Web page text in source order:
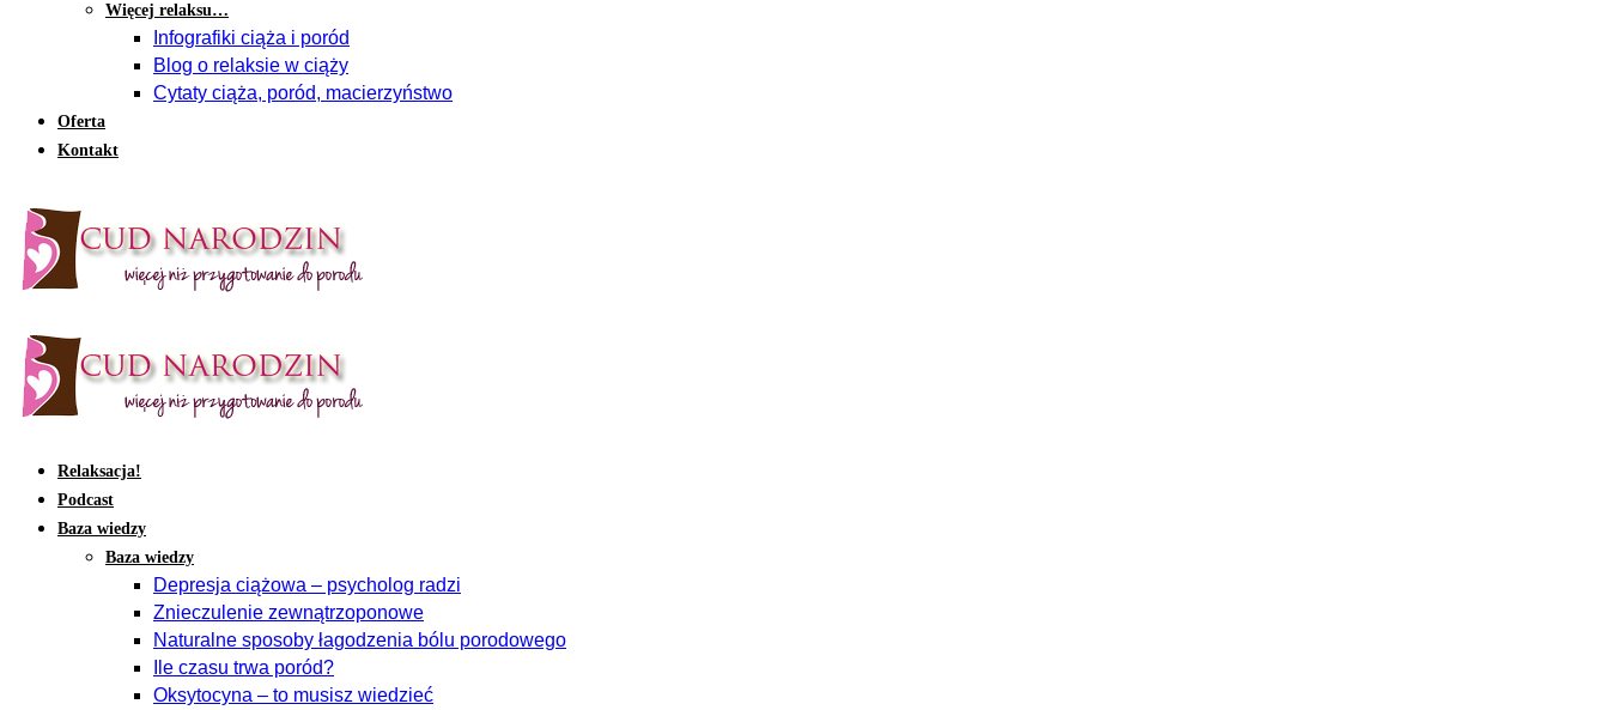
Więcej relaksu…
Infografiki ciąża i poród
Blog o relaksie w ciąży
Cytaty ciąża, poród, macierzyństwo
Oferta
Kontakt
Relaksacja!
Podcast
Baza wiedzy
Baza wiedzy
Depresja ciążowa – psycholog radzi
Znieczulenie zewnątrzoponowe
Naturalne sposoby łagodzenia bólu porodowego
Ile czasu trwa poród?
Oksytocyna – to musisz wiedzieć